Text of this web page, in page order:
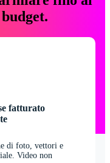
fatturato
di foto, vettori e
Video non